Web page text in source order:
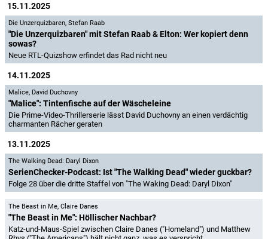
15.11.2025
Die Unzerquizbaren, Stefan Raab
"Die Unzerquizbaren" mit Stefan Raab & Elton: Wer kopiert denn
sowas?
Neue RTL-Quizshow erfindet das Rad nicht neu
14.11.2025
Malice, David Duchovny
"Malice": Tintenfische auf der Wäscheleine
Die Prime-Video-Thrillerserie lässt David Duchovny an einen verdächtig
charmanten Rächer geraten
13.11.2025
The Walking Dead: Daryl Dixon
SerienChecker-Podcast: Ist "The Walking Dead" wieder guckbar?
Folge 28 über die dritte Staffel von "The Waking Dead: Daryl Dixon"
The Beast in Me, Claire Danes
"The Beast in Me": Höllischer Nachbar?
Katz-und-Maus-Spiel zwischen Claire Danes ("Homeland") und Matthew